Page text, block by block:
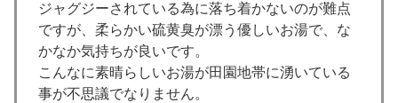
ジャグジーされている為に落ち着かないのが難点
ですが、柔らかい硫黄臭が漂う優しいお湯で、な
かなか気持ちが良いです。
こんなに素晴らしいお湯が田園地帯に湧いている
事が不思議でなりません。